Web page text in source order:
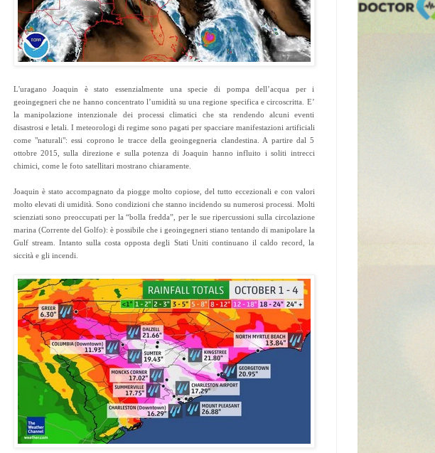
L'uragano Joaquin è stato essenzialmente una specie di pompa dell’acqua per i
geoingegneri che ne hanno concentrato l’umidità su una regione specifica e circoscritta. E’
la manipolazione intenzionale dei processi climatici che sta rendendo alcuni eventi
disastrosi e letali. I meteorologi di regime sono pagati per spacciare manifestazioni artificiali
come "naturali": essi coprono le tracce della geoingegneria clandestina. A partire dal 5
ottobre 2015, sulla direzione e sulla potenza di Joaquin hanno influito i soliti intrecci
chimici, come le foto satellitari mostrano chiaramente.
Joaquin è stato accompagnato da piogge molto copiose, del tutto eccezionali e con valori
molto elevati di umidità. Sono condizioni che stanno incidendo su numerosi processi. Molti
scienziati sono preoccupati per la “bolla fredda”, per le sue ripercussioni sulla circolazione
marina (Corrente del Golfo): è possibile che i geoingegneri stiano tentando di manipolare la
Gulf stream. Intanto sulla costa opposta degli Stati Uniti continuano il caldo record, la
siccità e gli incendi.